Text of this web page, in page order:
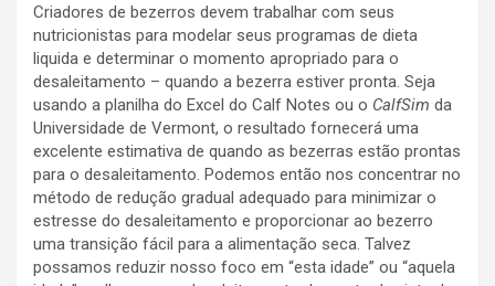
Criadores de bezerros devem trabalhar com seus
nutricionistas para modelar seus programas de dieta
liquida e determinar o momento apropriado para o
desaleitamento – quando a bezerra estiver pronta. Seja
usando a planilha do Excel do Calf Notes ou o CalfSim da
Universidade de Vermont, o resultado fornecerá uma
excelente estimativa de quando as bezerras estão prontas
para o desaleitamento. Podemos então nos concentrar no
método de redução gradual adequado para minimizar o
estresse do desaleitamento e proporcionar ao bezerro
uma transição fácil para a alimentação seca. Talvez
possamos reduzir nosso foco em “esta idade” ou “aquela